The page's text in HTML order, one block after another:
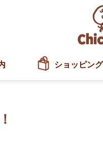
ショッピング